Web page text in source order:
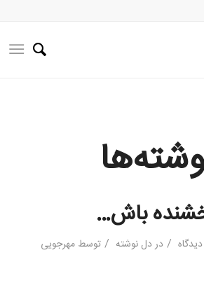
باش…
/ دردل نوشته / توسط مهرجویی